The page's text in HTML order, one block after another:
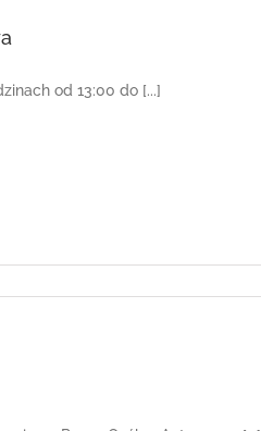
od 13:00 do [...]